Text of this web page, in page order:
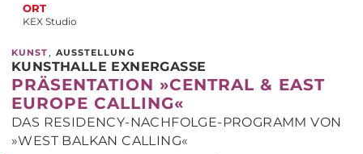
ORT
KEX Studio
KUNST , AUSSTELLUNG
KUNSTHALLE EXNERGASSE
PRÄSENTATION »CENTRAL & EAST
EUROPE CALLING«
DAS RESIDENCY-NACHFOLGE-PROGRAMM VON
»WEST BALKAN CALLING«